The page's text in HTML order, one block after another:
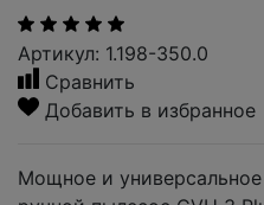
Артикул: 1.198-350.0
Сравнить
Добавить в избранное
Мощное и